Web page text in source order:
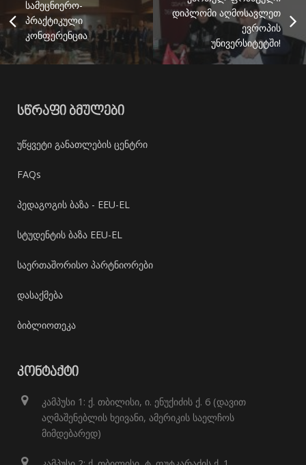
სამეცნიერო-
პრაქტიკული
კონფერენცია
დიპლომი აღმოსავლეთ
ევროპის
უნივერსიტეტში!
ᲡᲬᲠᲐᲤᲘ ᲑᲛᲣᲚᲔᲑᲘ
უწყვეტი განათლების ცენტრი
FAQs
პედაგოგის ბაზა - EEU-EL
სტუდენტის ბაზა EEU-EL
საერთაშორისო პარტნიორები
დასაქმება
ბიბლიოთეკა
ᲙᲝᲜᲢᲐᲥᲢᲘ
კამპუსი 1: ქ. თბილისი, ი. ენუქიძის ქ. 6 (დავით
აღმაშენებლის ხეივანი, ამერიკის საელჩოს
მიმდებარედ)